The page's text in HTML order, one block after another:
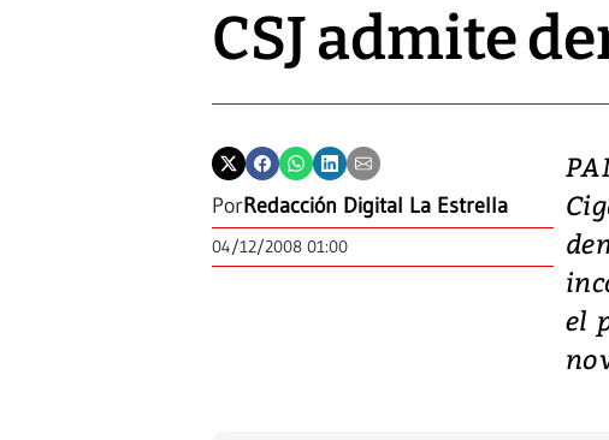
CSJ admite
PorRedacción Digital La Estrella
04/12/2008 01:00
el